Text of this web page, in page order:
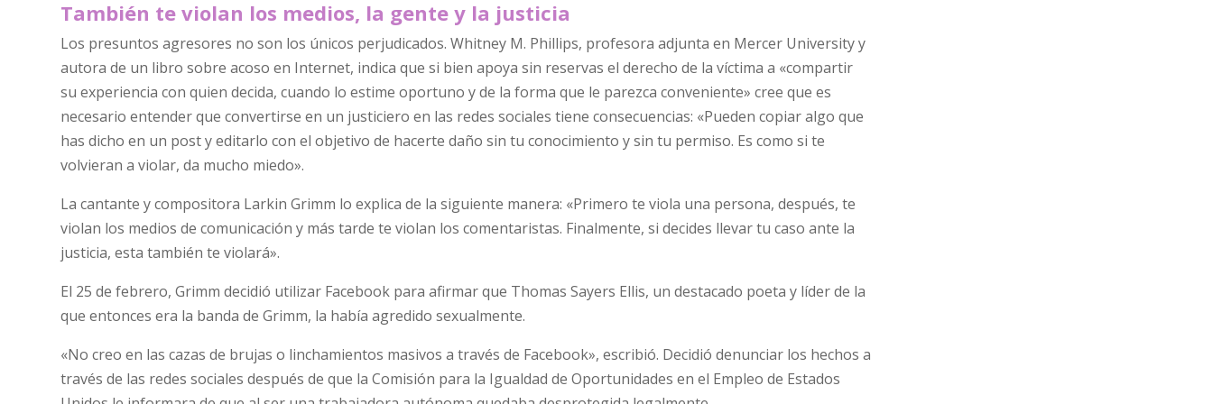
También te violan los medios, la gente y la justicia
Los presuntos agresores no son los únicos perjudicados. Whitney M. Phillips, profesora adjunta en Mercer University y
autora de un libro sobre acoso en Internet, indica que si bien apoya sin reservas el derecho de la víctima a «compartir
su experiencia con quien decida, cuando lo estime oportuno y de la forma que le parezca conveniente» cree que es
necesario entender que convertirse en un justiciero en las redes sociales tiene consecuencias: «Pueden copiar algo que
has dicho en un post y editarlo con el objetivo de hacerte daño sin tu conocimiento y sin tu permiso. Es como si te
volvieran a violar, da mucho miedo».
La cantante y compositora Larkin Grimm lo explica de la siguiente manera: «Primero te viola una persona, después, te
violan los medios de comunicación y más tarde te violan los comentaristas. Finalmente, si decides llevar tu caso ante la
justicia, esta también te violará».
El 25 de febrero, Grimm decidió utilizar Facebook para afirmar que Thomas Sayers Ellis, un destacado poeta y líder de la
que entonces era la banda de Grimm, la había agredido sexualmente.
«No creo en las cazas de brujas o linchamientos masivos a través de Facebook», escribió. Decidió denunciar los hechos a
través de las redes sociales después de que la Comisión para la Igualdad de Oportunidades en el Empleo de Estados